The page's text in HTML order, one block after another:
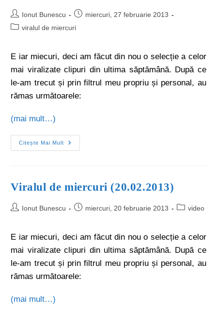
Ionut Bunescu
miercuri, 27 februarie 2013
viralul de miercuri
E iar miecuri, deci am făcut din nou o selecție a celor
mai viralizate clipuri din ultima săptămână. După ce
le-am trecut și prin filtrul meu propriu și personal, au
rămas următoarele:
(mai mult…)
Citește Mai Mult
Viralul de miercuri (20.02.2013)
Ionut Bunescu miercuri, 20 februarie 2013 video
E iar miecuri, deci am făcut din nou o selecție a celor
mai viralizate clipuri din ultima săptămână. După ce
le-am trecut și prin filtrul meu propriu și personal, au
rămas următoarele:
(mai mult…)